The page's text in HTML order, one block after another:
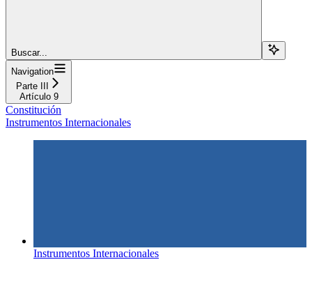
Buscar...
Navigation
Parte III
Artículo 9
Constitución
Instrumentos Internacionales
Instrumentos Internacionales